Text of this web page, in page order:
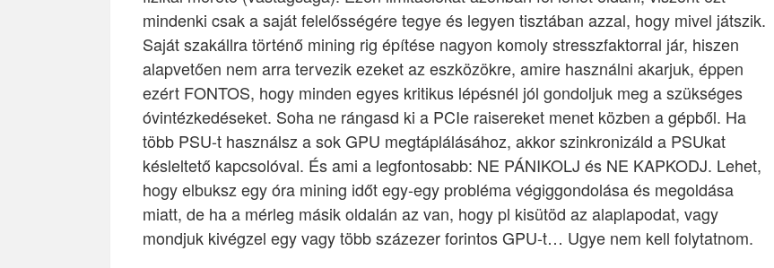
mindenki csak a saját felelősségére tegye és legyen tisztában azzal, hogy mivel játszik.
Saját szakállra történő mining rig építése nagyon komoly stresszfaktorral jár, hiszen
alapvetően nem arra tervezik ezeket az eszközökre, amire használni akarjuk, éppen
ezért FONTOS, hogy minden egyes kritikus lépésnél jól gondoljuk meg a szükséges
óvintézkedéseket. Soha ne rángasd ki a PCIe raisereket menet közben a gépből. Ha
több PSU-t használsz a sok GPU megtáplálásához, akkor szinkronizáld a PSUkat
késleltető kapcsolóval. És ami a legfontosabb: NE PÁNIKOLJ és NE KAPKODJ. Lehet,
hogy elbuksz egy óra mining időt egy-egy probléma végiggondolása és megoldása
miatt, de ha a mérleg másik oldalán az van, hogy pl kisütöd az alaplapodat, vagy
mondjuk kivégzel egy vagy több százezer forintos GPU-t… Ugye nem kell folytatnom.